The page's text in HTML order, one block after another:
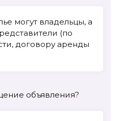
могут владельцы, а
(по
договору аренды
объявления?